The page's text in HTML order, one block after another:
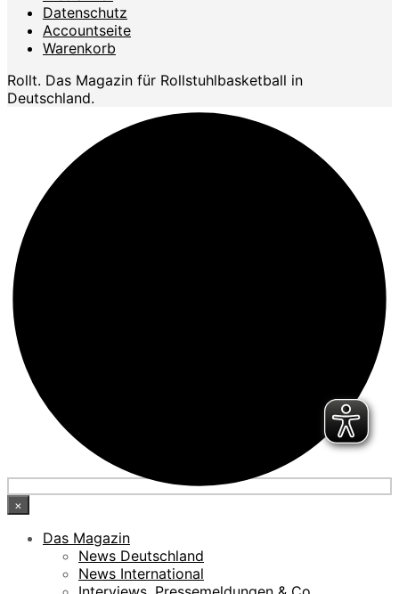
Datenschutz
Accountseite
Warenkorb
Rollt. Das Magazin für Rollstuhlbasketball in
Deutschland.
×
Das Magazin
News Deutschland
News International